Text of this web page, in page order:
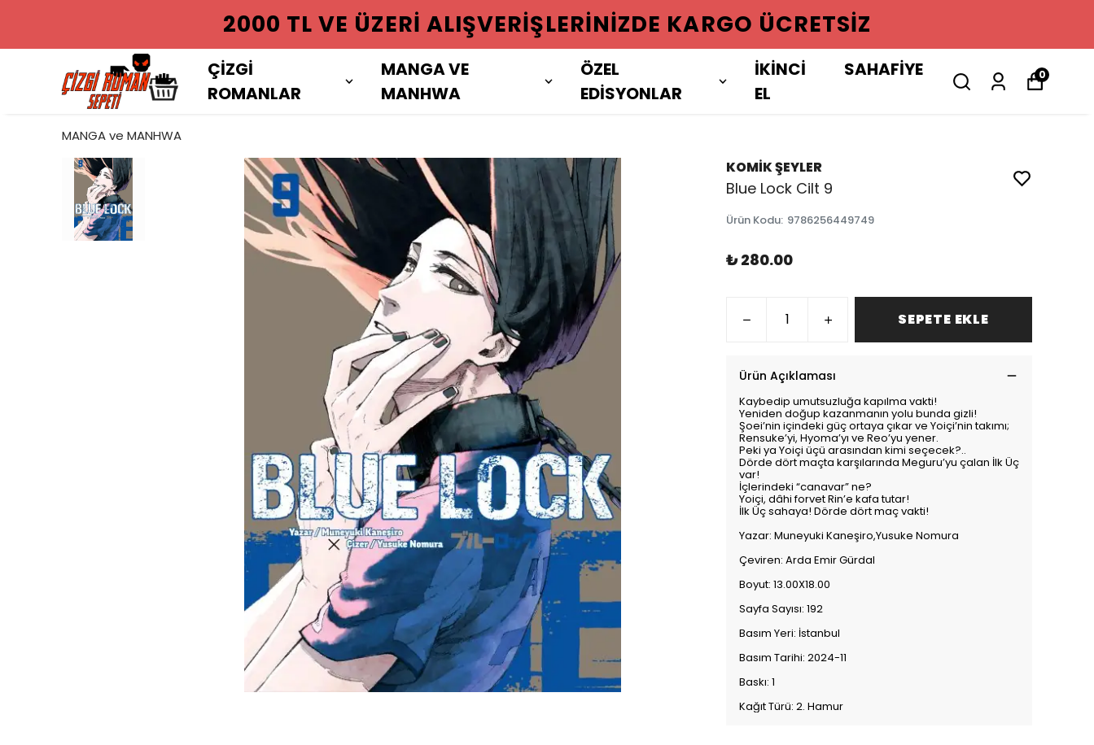
2000 TL VE ÜZERI ALIŞVERIŞLERINIZDE KARGO ÜCRETSIZ
ÇİZGİ
ROMANLAR
MANGA VE
MANHWA
ÖZEL
EDİSYONLAR
İKİNCİ
EL
SAHAFİYE 0
MANGA ve MANHWA
KOMİK ŞEYLER
Blue Lock Cilt 9
Ürün Kodu: 9786256449749
₺ 280.00
SEPETE EKLE
Ürün Açıklaması
Kaybedip umutsuzluğa kapılma vakti!
Yeniden doğup kazanmanın yolu bunda gizli!
Şoei’nin içindeki güç ortaya çıkar ve Yoiçi’nin takımı;
Rensuke’yi, Hyoma’yı ve Reo’yu yener.
Peki ya Yoiçi üçü arasından kimi seçecek?..
Dörde dört maçta karşılarında Meguru’yu çalan İlk Üç
var!
İçlerindeki “canavar” ne?
Yoiçi, dâhi forvet Rin’e kafa tutar!
İlk Üç sahaya! Dörde dört maç vakti!
Yazar: Muneyuki Kaneşiro,Yusuke Nomura
Çeviren: Arda Emir Gürdal
Boyut: 13.00X18.00
Sayfa Sayısı: 192
Basım Yeri: İstanbul
Basım Tarihi: 2024-11
Baskı: 1
Kağıt Türü: 2. Hamur